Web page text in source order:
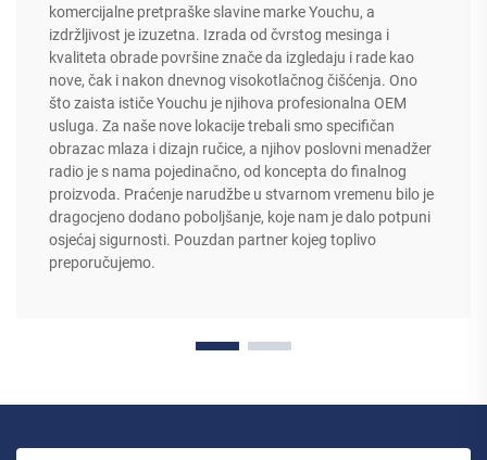
komercijalne pretpraške slavine marke Youchu, a
izdržljivost je izuzetna. Izrada od čvrstog mesinga i
kvaliteta obrade površine znače da izgledaju i rade kao
nove, čak i nakon dnevnog visokotlačnog čišćenja. Ono
što zaista ističe Youchu je njihova profesionalna OEM
usluga. Za naše nove lokacije trebali smo specifičan
obrazac mlaza i dizajn ručice, a njihov poslovni menadžer
radio je s nama pojedinačno, od koncepta do finalnog
proizvoda. Praćenje narudžbe u stvarnom vremenu bilo je
dragocjeno dodano poboljšanje, koje nam je dalo potpuni
osjećaj sigurnosti. Pouzdan partner kojeg toplivo
preporučujemo.